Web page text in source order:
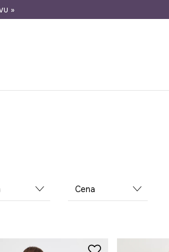
dní na vrácení zboží
»
Cena